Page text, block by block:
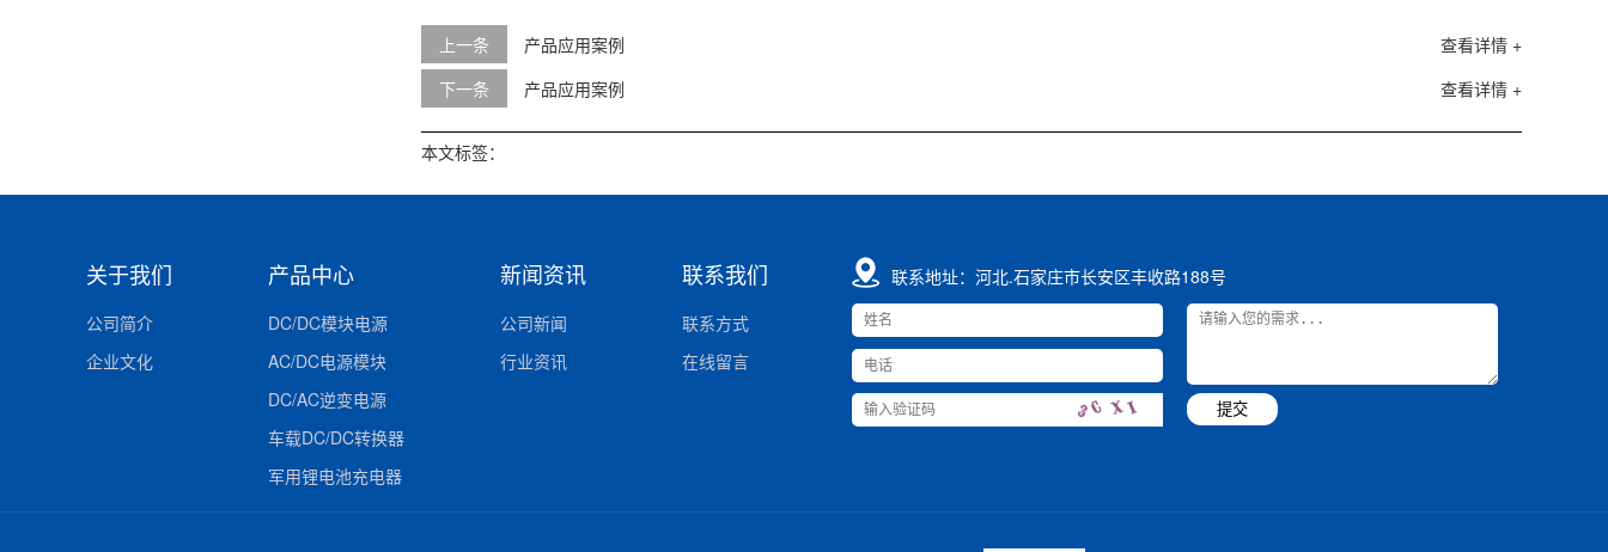
上一条 查看详情 +
产品应用案例
下一条
查看详情 +
产品应用案例
本文标签：
关于我们
公司简介
企业文化
产品中心
DC/DC模块电源
AC/DC电源模块
DC/AC逆变电源
车载DC/DC转换器
军用锂电池充电器
新闻资讯
公司新闻
行业资讯
联系我们
联系方式
在线留言
联系地址：河北.石家庄市长安区丰收路188号
提交